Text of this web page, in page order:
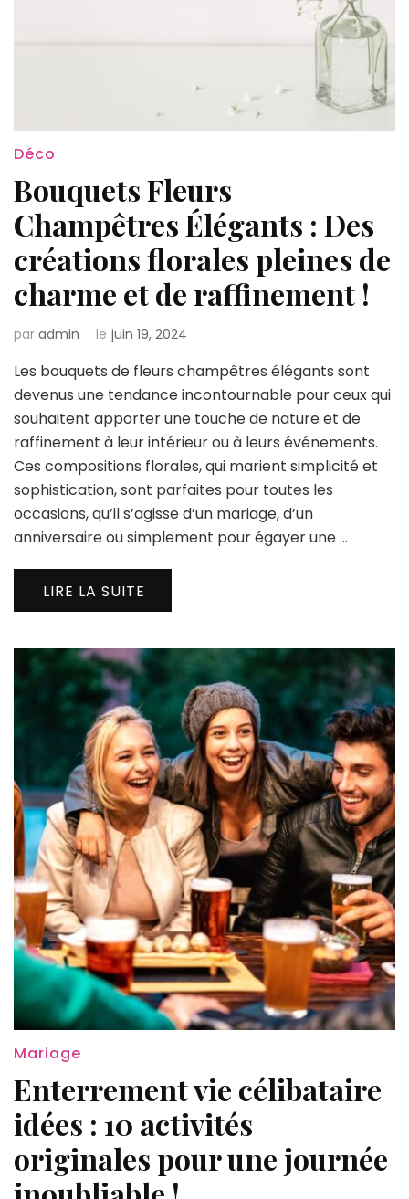
Déco
Bouquets Fleurs
Champêtres Élégants : Des
créations florales pleines de
charme et de raffinement !
par admin le juin 19, 2024
Les bouquets de fleurs champêtres élégants sont
devenus une tendance incontournable pour ceux qui
souhaitent apporter une touche de nature et de
raffinement à leur intérieur ou à leurs événements.
Ces compositions florales, qui marient simplicité et
sophistication, sont parfaites pour toutes les
occasions, qu’il s’agisse d’un mariage, d’un
anniversaire ou simplement pour égayer une …
LIRE LA SUITE
Mariage
Enterrement vie célibataire
idées : 10 activités
originales pour une journée